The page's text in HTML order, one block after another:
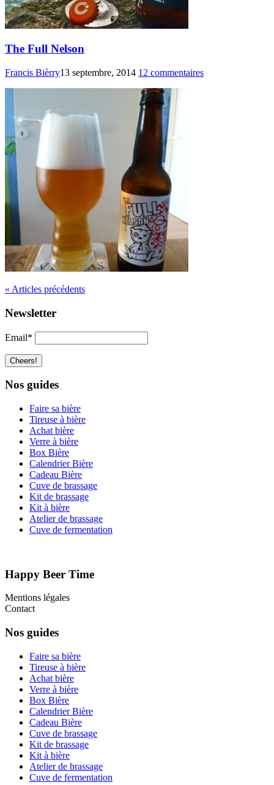
The Full Nelson
Francis Bièrry13 septembre, 2014 12 commentaires
« Articles précédents
Newsletter
Email*
Nos guides
Faire sa bière
Tireuse à bière
Achat bière
Verre à bière
Box Bière
Calendrier Bière
Cadeau Bière
Cuve de brassage
Kit de brassage
Kit à bière
Atelier de brassage
Cuve de fermentation
Happy Beer Time
Mentions légales
Contact
Nos guides
Faire sa bière
Tireuse à bière
Achat bière
Verre à bière
Box Bière
Calendrier Bière
Cadeau Bière
Cuve de brassage
Kit de brassage
Kit à bière
Atelier de brassage
Cuve de fermentation